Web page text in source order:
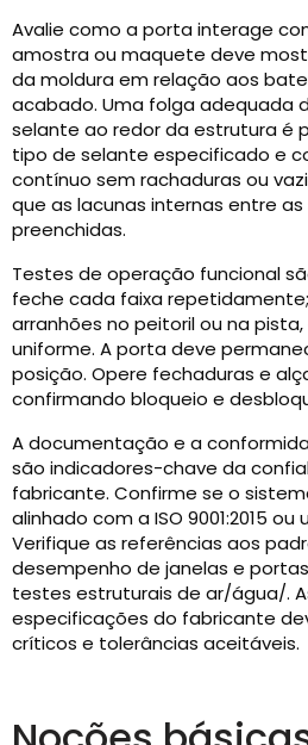
Avalie como a porta interage
amostra ou maquete deve
da moldura em relação aos
acabado. Uma folga adequada
selante ao redor da estrutura é
tipo de selante especificado e
contínuo sem rachaduras ou
que as lacunas internas entre
preenchidas.
Testes de operação funcional
feche cada faixa
arranhões no peitoril ou na
uniforme. A porta deve
posição. Opere fechaduras e
confirmando bloqueio e
A documentação e a
são indicadores-chave da
fabricante. Confirme se o
alinhado com a ISO 9001:2015
Verifique as referências aos
desempenho de janelas e
testes estruturais de ar/água/.
especificações do fabricante
críticos e tolerâncias aceitáveis.